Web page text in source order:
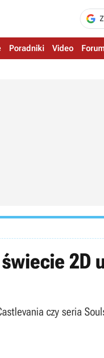
Poradniki Video
2D
czy seria